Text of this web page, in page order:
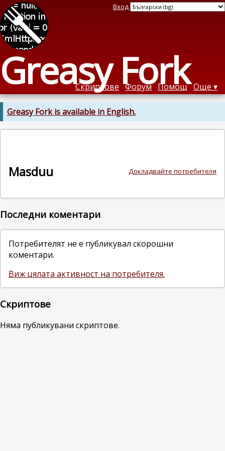
Greasy Fork
Вход
Скриптове Форум Помощ Още
Greasy Fork is available in English.
Докладвайте потребителя
Masduu
Последни коментари
Потребителят не е публикувал скорошни
коментари.
Виж цялата активност на потребителя.
Скриптове
Няма публикувани скриптове.